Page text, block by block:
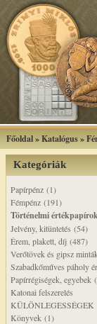
Főoldal»Katalógus»
Kategóriák
Papírpénz (1)
Fémpénz (191)
Történelmi
Jelvény, kitüntetés (54)
Érem, plakett, díj (487)
Verőtövek és gipsz
Szabadkőműves páholy
Papírrégiségek, egyebek
Katonai felszerelés
KÜLÖNLEGESSÉGEK
Könyvek (1)